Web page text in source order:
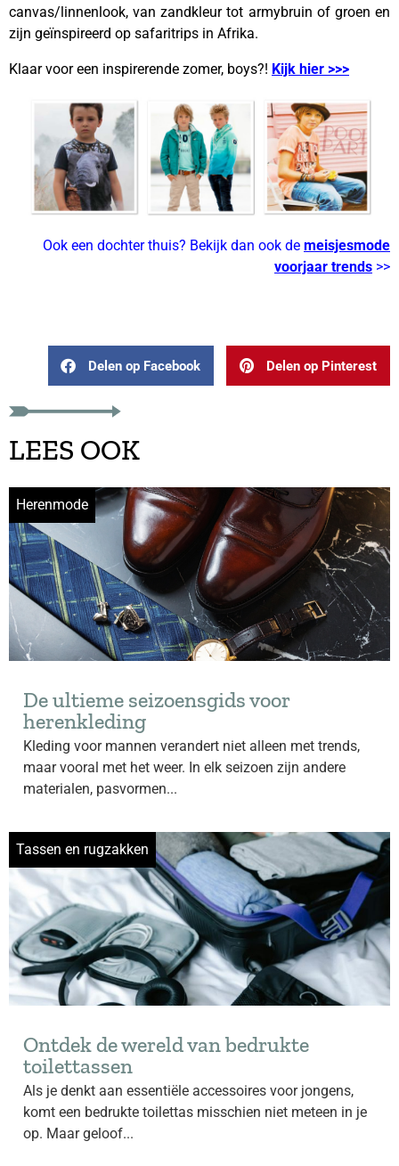
canvas/linnenlook, van zandkleur tot armybruin of groen en
zijn geïnspireerd op safaritrips in Afrika.
Klaar voor een inspirerende zomer, boys?! Kijk hier >>>
Ook een dochter thuis? Bekijk dan ook de meisjesmode
voorjaar trends >>
Delen op Facebook Delen op Pinterest
LEES OOK
Herenmode
De ultieme seizoensgids voor
herenkleding
Kleding voor mannen verandert niet alleen met trends,
maar vooral met het weer. In elk seizoen zijn andere
materialen, pasvormen...
Tassen en rugzakken
Ontdek de wereld van bedrukte
toilettassen
Als je denkt aan essentiële accessoires voor jongens,
komt een bedrukte toilettas misschien niet meteen in je
op. Maar geloof...